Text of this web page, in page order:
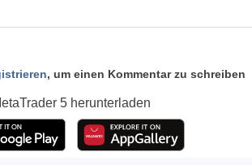
, um einen Kommentar zu schreiben
5herunterladen